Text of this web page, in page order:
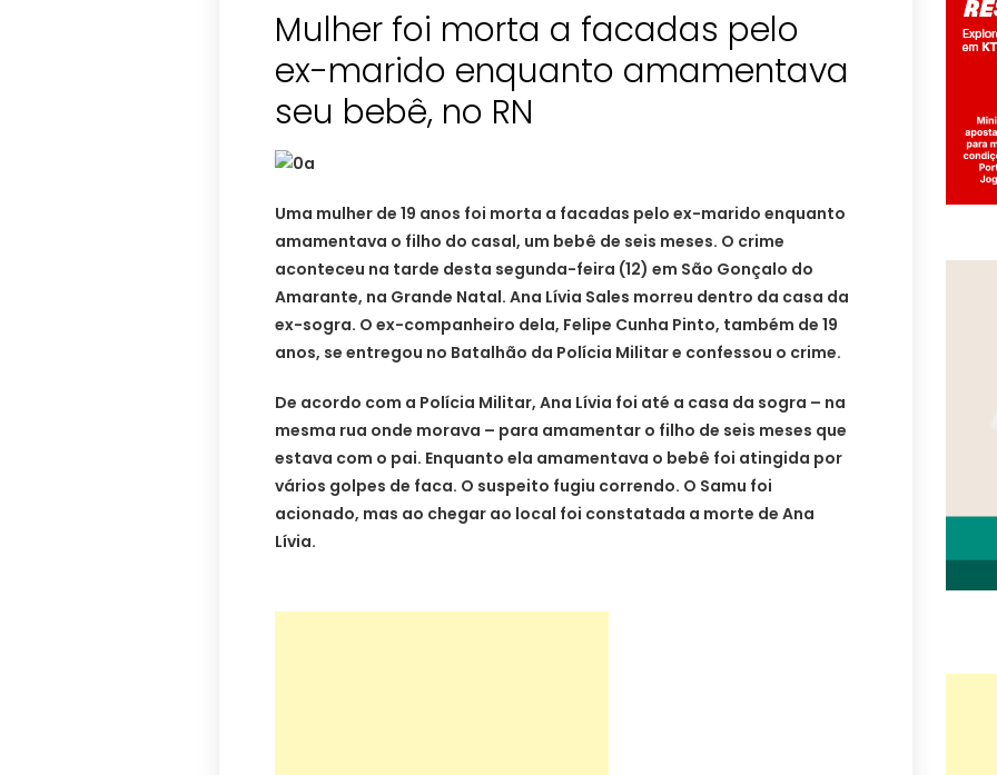
Mulher foi morta a facadas pelo
ex-marido enquanto amamentava
seu bebê, no RN
Uma mulher de 19 anos foi morta a facadas pelo ex-marido enquanto
amamentava o filho do casal, um bebê de seis meses. O crime
aconteceu na tarde desta segunda-feira (12) em São Gonçalo do
Amarante, na Grande Natal. Ana Lívia Sales morreu dentro da casa da
ex-sogra. O ex-companheiro dela, Felipe Cunha Pinto, também de 19
anos, se entregou no Batalhão da Polícia Militar e confessou o crime.
De acordo com a Polícia Militar, Ana Lívia foi até a casa da sogra – na
mesma rua onde morava – para amamentar o filho de seis meses que
estava com o pai. Enquanto ela amamentava o bebê foi atingida por
vários golpes de faca. O suspeito fugiu correndo. O Samu foi
acionado, mas ao chegar ao local foi constatada a morte de Ana
Lívia.